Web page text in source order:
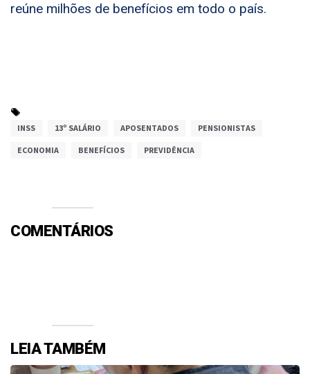
reúne milhões de benefícios em todo o país.
INSS 13º SALÁRIO APOSENTADOS PENSIONISTAS
ECONOMIA BENEFÍCIOS PREVIDÊNCIA
COMENTÁRIOS
LEIA TAMBÉM